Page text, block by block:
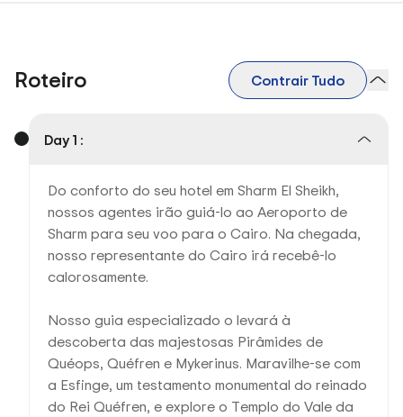
Roteiro Contrair Tudo
Day 1 :
Do conforto do seu hotel em Sharm El Sheikh,
nossos agentes irão guiá-lo ao Aeroporto de
Sharm para seu voo para o Cairo. Na chegada,
nosso representante do Cairo irá recebê-lo
calorosamente.
Nosso guia especializado o levará à
descoberta das majestosas Pirâmides de
Quéops, Quéfren e Mykerinus. Maravilhe-se com
a Esfinge, um testamento monumental do reinado
do Rei Quéfren, e explore o Templo do Vale da